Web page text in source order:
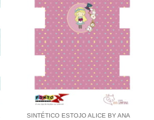
SINTÉTICO ESTOJO ALICE BY ANA